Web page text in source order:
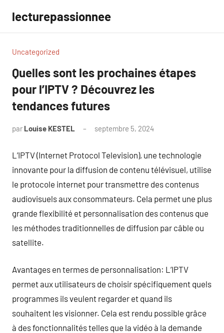
contenu
lecturepassionnee
Uncategorized
Quelles sont les prochaines étapes
pour l’IPTV ? Découvrez les
tendances futures
par Louise KESTEL septembre 5, 2024
L’IPTV (Internet Protocol Television), une technologie
innovante pour la diffusion de contenu télévisuel, utilise
le protocole internet pour transmettre des contenus
audiovisuels aux consommateurs. Cela permet une plus
grande flexibilité et personnalisation des contenus que
les méthodes traditionnelles de diffusion par câble ou
satellite.
Avantages en termes de personnalisation: L’IPTV
permet aux utilisateurs de choisir spécifiquement quels
programmes ils veulent regarder et quand ils
souhaitent les visionner. Cela est rendu possible grâce
à des fonctionnalités telles que la vidéo à la demande